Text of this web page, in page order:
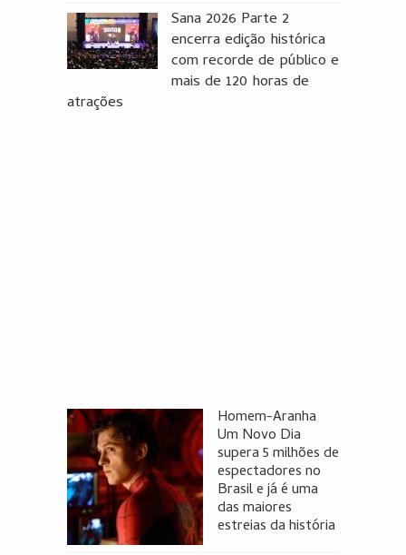
Sana 2026 Parte 2
encerra edição histórica
com recorde de público e
mais de 120 horas de
atrações
Homem-Aranha
Um Novo Dia
supera 5 milhões de
espectadores no
Brasil e já é uma
das maiores
estreias da história